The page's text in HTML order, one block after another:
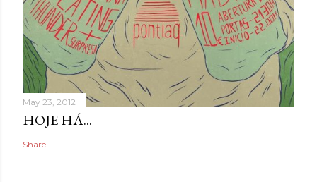
May 23, 2012
HOJE HÁ...
Share